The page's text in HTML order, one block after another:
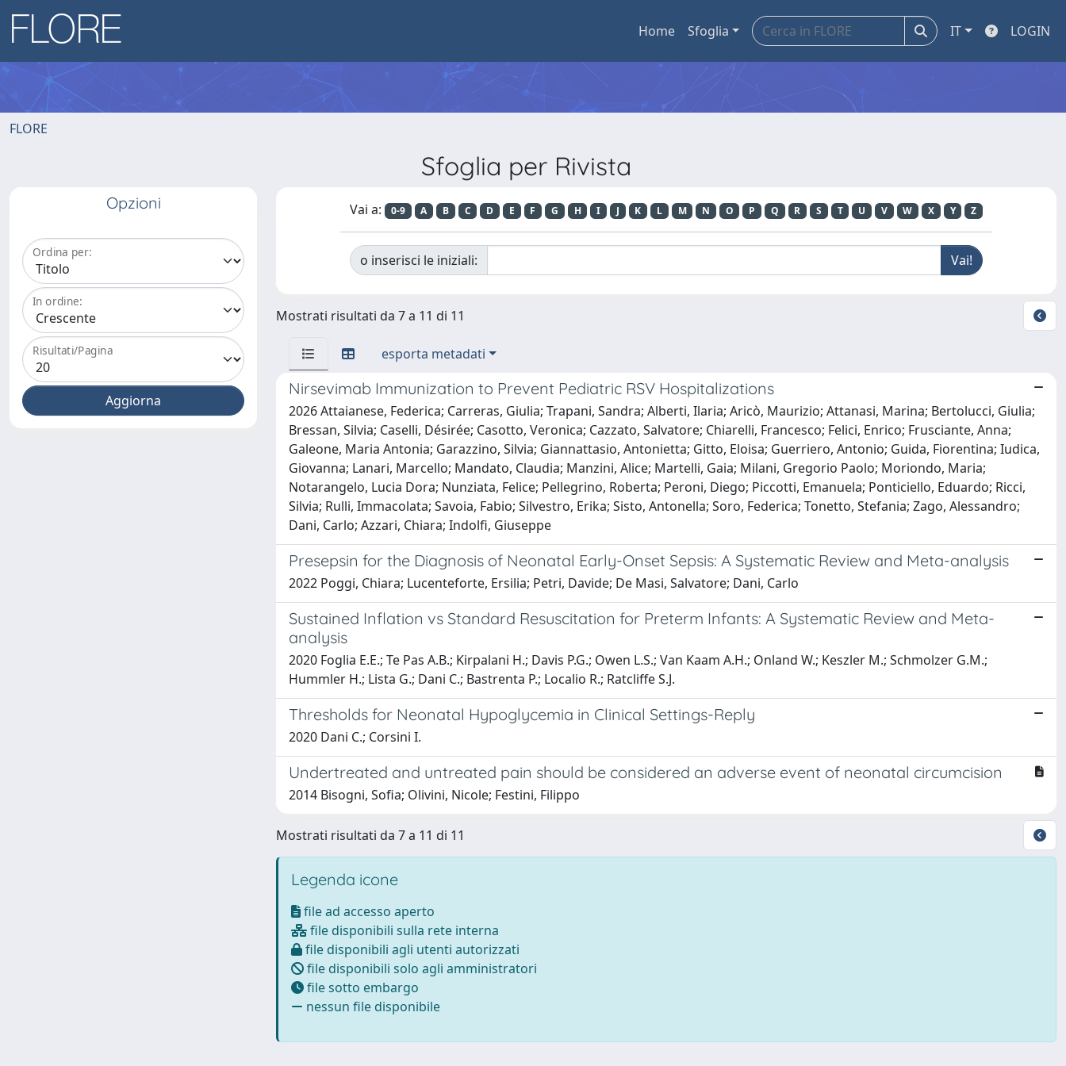
Home Sfoglia IT LOGIN
FLORE
Sfoglia per Rivista
Opzioni
Ordina per:
In ordine:
Risultati/Pagina
Vai a: 0-9 A B C D E F G H I J K L M N O P Q R S T U V W X Y Z
o inserisci le iniziali:
Mostrati risultati da 7 a 11 di 11
esporta metadati
Nirsevimab Immunization to Prevent Pediatric RSV Hospitalizations
2026 Attaianese, Federica; Carreras, Giulia; Trapani, Sandra; Alberti, Ilaria; Aricò, Maurizio; Attanasi, Marina; Bertolucci, Giulia;
Bressan, Silvia; Caselli, Désirée; Casotto, Veronica; Cazzato, Salvatore; Chiarelli, Francesco; Felici, Enrico; Frusciante, Anna;
Galeone, Maria Antonia; Garazzino, Silvia; Giannattasio, Antonietta; Gitto, Eloisa; Guerriero, Antonio; Guida, Fiorentina; Iudica,
Giovanna; Lanari, Marcello; Mandato, Claudia; Manzini, Alice; Martelli, Gaia; Milani, Gregorio Paolo; Moriondo, Maria;
Notarangelo, Lucia Dora; Nunziata, Felice; Pellegrino, Roberta; Peroni, Diego; Piccotti, Emanuela; Ponticiello, Eduardo; Ricci,
Silvia; Rulli, Immacolata; Savoia, Fabio; Silvestro, Erika; Sisto, Antonella; Soro, Federica; Tonetto, Stefania; Zago, Alessandro;
Dani, Carlo; Azzari, Chiara; Indolfi, Giuseppe
Presepsin for the Diagnosis of Neonatal Early-Onset Sepsis: A Systematic Review and Meta-analysis
2022 Poggi, Chiara; Lucenteforte, Ersilia; Petri, Davide; De Masi, Salvatore; Dani, Carlo
Sustained Inflation vs Standard Resuscitation for Preterm Infants: A Systematic Review and Meta-
analysis
2020 Foglia E.E.; Te Pas A.B.; Kirpalani H.; Davis P.G.; Owen L.S.; Van Kaam A.H.; Onland W.; Keszler M.; Schmolzer G.M.;
Hummler H.; Lista G.; Dani C.; Bastrenta P.; Localio R.; Ratcliffe S.J.
Thresholds for Neonatal Hypoglycemia in Clinical Settings-Reply
2020 Dani C.; Corsini I.
Undertreated and untreated pain should be considered an adverse event of neonatal circumcision
2014 Bisogni, Sofia; Olivini, Nicole; Festini, Filippo
Mostrati risultati da 7 a 11 di 11
Legenda icone
file ad accesso aperto
file disponibili sulla rete interna
file disponibili agli utenti autorizzati
file disponibili solo agli amministratori
file sotto embargo
nessun file disponibile